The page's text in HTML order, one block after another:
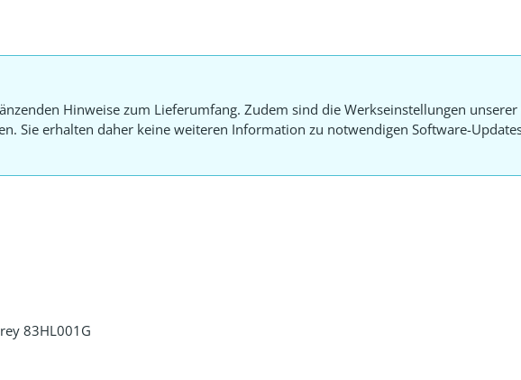
Hinweise zum Lieferumfang. Zudem sind die Werkseinstellungen
Sie erhalten daher keine weiteren Information zu notwendigen Software-